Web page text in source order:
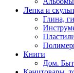
Лепка и
Глина,
Книги
Дом.